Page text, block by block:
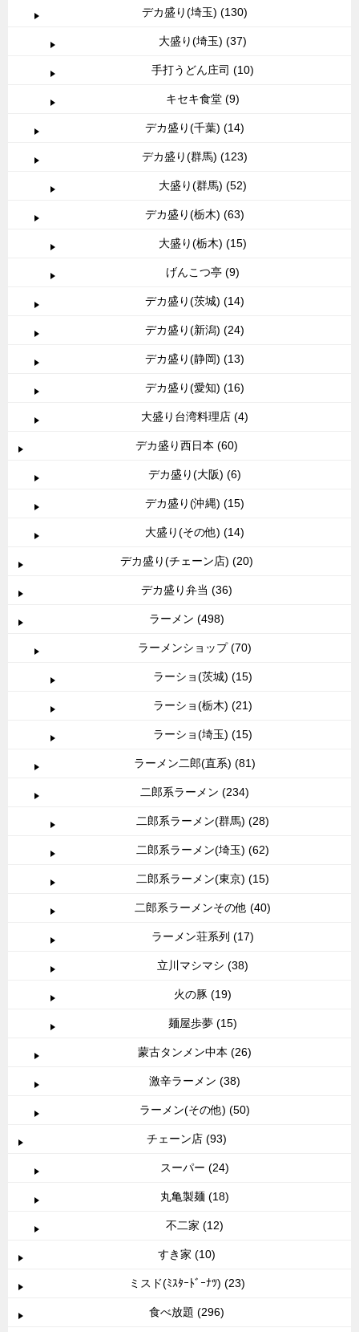
デカ盛り(埼玉) (130)
大盛り(埼玉) (37)
手打うどん庄司 (10)
キセキ食堂 (9)
デカ盛り(千葉) (14)
デカ盛り(群馬) (123)
大盛り(群馬) (52)
デカ盛り(栃木) (63)
大盛り(栃木) (15)
げんこつ亭 (9)
デカ盛り(茨城) (14)
デカ盛り(新潟) (24)
デカ盛り(静岡) (13)
デカ盛り(愛知) (16)
大盛り台湾料理店 (4)
デカ盛り西日本 (60)
デカ盛り(大阪) (6)
デカ盛り(沖縄) (15)
大盛り(その他) (14)
デカ盛り(チェーン店) (20)
デカ盛り弁当 (36)
ラーメン (498)
ラーメンショップ (70)
ラーショ(茨城) (15)
ラーショ(栃木) (21)
ラーショ(埼玉) (15)
ラーメン二郎(直系) (81)
二郎系ラーメン (234)
二郎系ラーメン(群馬) (28)
二郎系ラーメン(埼玉) (62)
二郎系ラーメン(東京) (15)
二郎系ラーメンその他 (40)
ラーメン荘系列 (17)
立川マシマシ (38)
火の豚 (19)
麺屋歩夢 (15)
蒙古タンメン中本 (26)
激辛ラーメン (38)
ラーメン(その他) (50)
チェーン店 (93)
スーパー (24)
丸亀製麺 (18)
不二家 (12)
すき家 (10)
ミスド(ﾐｽﾀｰﾄﾞｰﾅﾂ) (23)
食べ放題 (296)